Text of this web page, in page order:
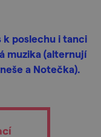
k poslechu i tanci
muzika (alternují
a Notečka).